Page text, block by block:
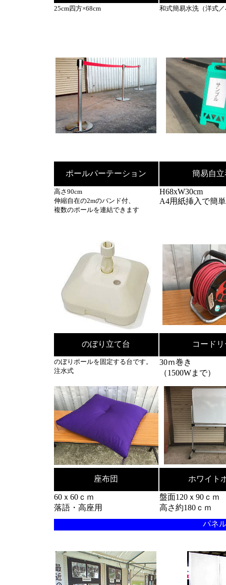
25cm四方×68cm 和式簡易水洗（洋式
ポールパーテーション 簡易自立
高さ90cm
伸縮自在の2mのバンド付、
複数のポールを連結できます
H68xW30cm
A4用紙挿入で簡
のぼり立て台 コード
のぼりポールを固定する台です。
注水式
30ｍ巻き
（1500Wまで）
座布団 ホワイト
60ｘ60ｃｍ
落語・高座用
盤面120ｘ90ｃｍ
高さ約180ｃｍ
パネ